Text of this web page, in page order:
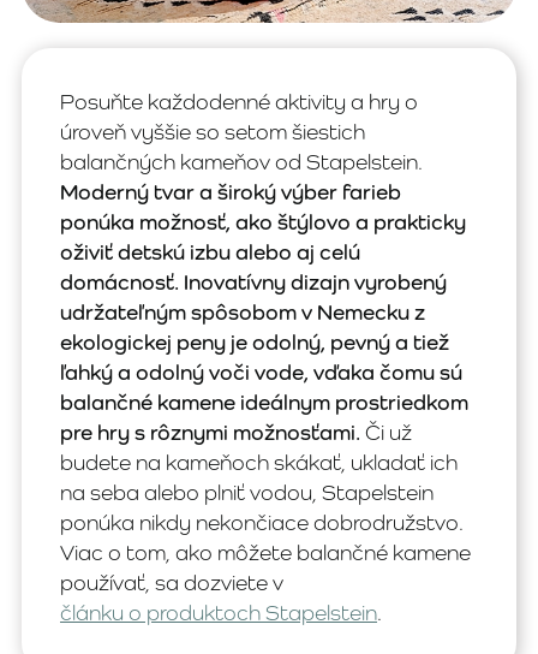
Posuňte každodenné aktivity a hry o
úroveň vyššie so setom šiestich
balančných kameňov od Stapelstein.
Moderný tvar a široký výber farieb
ponúka možnosť, ako štýlovo a prakticky
oživiť detskú izbu alebo aj celú
domácnosť. Inovatívny dizajn vyrobený
udržateľným spôsobom v Nemecku z
ekologickej peny je odolný, pevný a tiež
ľahký a odolný voči vode, vďaka čomu sú
balančné kamene ideálnym prostriedkom
pre hry s rôznymi možnosťami. Či už
budete na kameňoch skákať, ukladať ich
na seba alebo plniť vodou, Stapelstein
ponúka nikdy nekončiace dobrodružstvo.
Viac o tom, ako môžete balančné kamene
používať, sa dozviete v
článku o produktoch Stapelstein.